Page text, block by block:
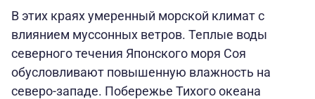
В этих краях умеренный морской климат с
влиянием муссонных ветров. Теплые воды
северного течения Японского моря Соя
обусловливают повышенную влажность на
северо-западе. Побережье Тихого океана